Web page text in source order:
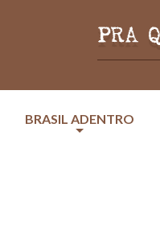
BRASIL ADENTRO